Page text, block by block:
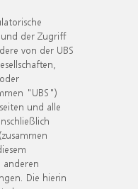
der Zugriff
von der UBS
"UBS")
und alle
anderen
Die hierin